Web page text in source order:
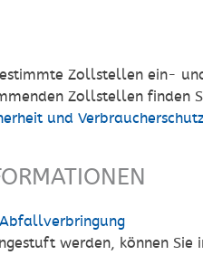
Zollstellen ein-
Zollstellen finden
und Verbraucherschutz
werden, können Sie